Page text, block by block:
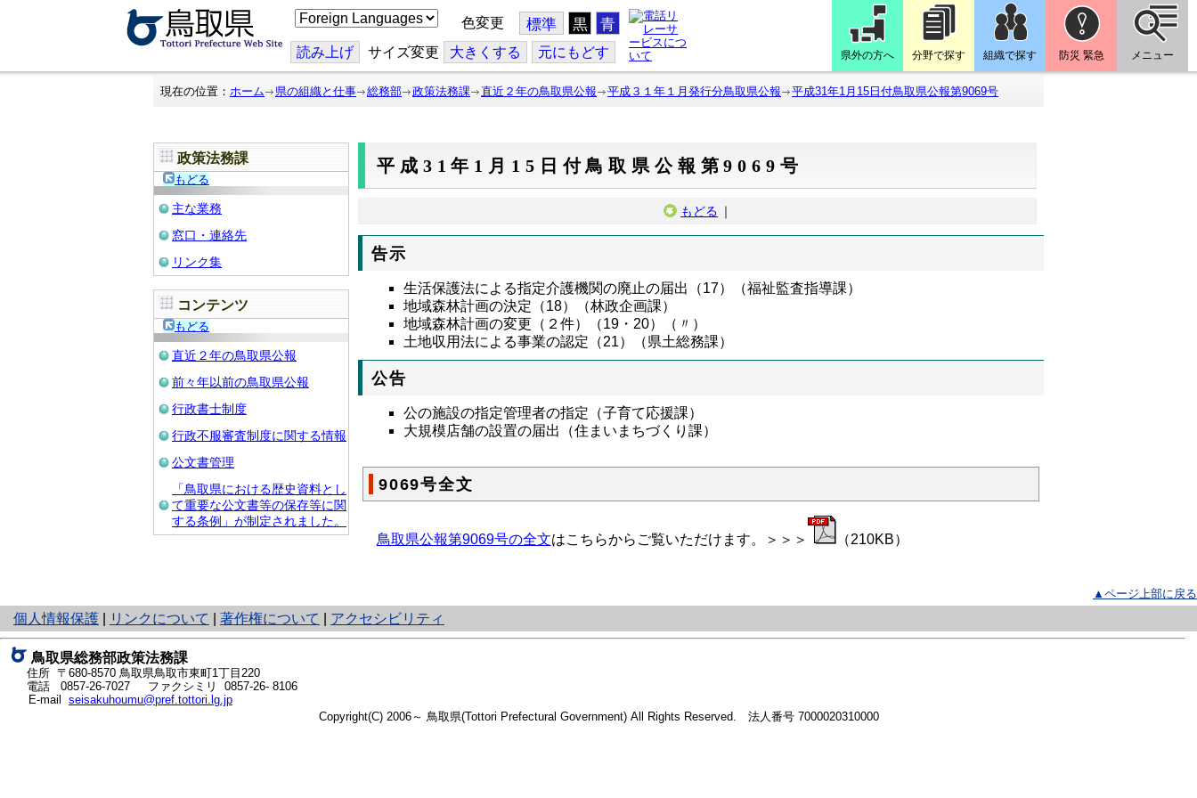
こ
の
ジ
を
翻
色変更 標準 黒 青
読み上げ サイズ変更 大きくする 元にもどす 県外の方へ 分野で探す 組織で探す 防災 緊急 メニュー
現在の位置： ホーム 県の組織と仕事 総務部 政策法務課 直近２年の鳥取県公報 平成３１年１月発行分鳥取県公報 平成31年1月15日付鳥取県公報第9069号
政策法務課
もどる
主な業務
窓口・連絡先
リンク集
コンテンツ
もどる
直近２年の鳥取県公報
前々年以前の鳥取県公報
行政書士制度
行政不服審査制度に関する情報
公文書管理
「鳥取県における歴史資料とし
て重要な公文書等の保存等に関
する条例」が制定されました。
平成31年1月15日付鳥取県公報第9069号
もどる ｜
告示
生活保護法による指定介護機関の廃止の届出（17）（福祉監査指導課）
地域森林計画の決定（18）（林政企画課）
地域森林計画の変更（２件）（19・20）（〃）
土地収用法による事業の認定（21）（県土総務課）
公告
公の施設の指定管理者の指定（子育て応援課）
大規模店舗の設置の届出（住まいまちづくり課）
9069号全文
鳥取県公報第9069号の全文はこちらからご覧いただけます。＞＞＞ （210KB）
▲ページ上部に戻る
個人情報保護
と
り
ネ
ッ
ト
へ
リンクについて 著作権について アクセシビリティ
鳥取県総務部政策法務課
住所 〒680-8570 鳥取県鳥取市東町1丁目220
電話 0857-26-7027
ファクシミリ 0857-26- 8106
E-mail seisakuhoumu@pref.tottori.lg.jp
Copyright(C) 2006～ 鳥取県(Tottori Prefectural Government) All Rights Reserved. 法人番号 7000020310000